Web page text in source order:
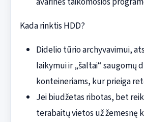
Kada rinktis HDD?
Didelio tūrio archyvavimui,
laikymui ir „šaltai“ saugomų
konteineriams, kur prieiga
Jei biudžetas ribotas, bet
terabaitų vietos už žemesnę